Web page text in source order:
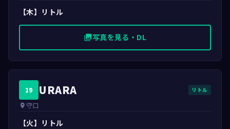
【木】リトル
photo_library写真を見る・DL
19 URARA リトル
place 守口
【火】リトル